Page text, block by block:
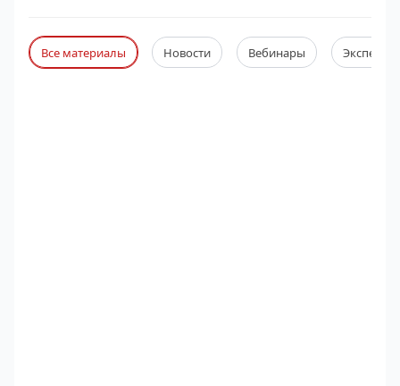
Все материалы Новости Вебинары